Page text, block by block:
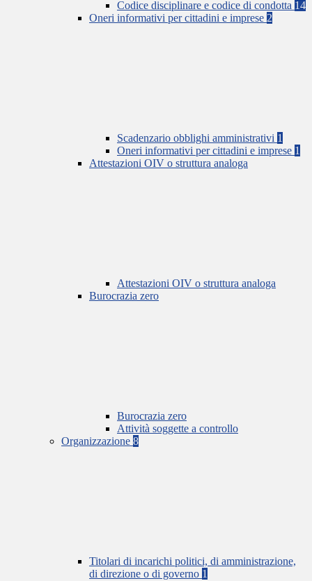
Codice disciplinare e codice di condotta 14
Oneri informativi per cittadini e imprese 2
Scadenzario obblighi amministrativi 1
Oneri informativi per cittadini e imprese 1
Attestazioni OIV o struttura analoga
Attestazioni OIV o struttura analoga
Burocrazia zero
Burocrazia zero
Attività soggette a controllo
Organizzazione 8
Titolari di incarichi politici, di amministrazione,
di direzione o di governo 1